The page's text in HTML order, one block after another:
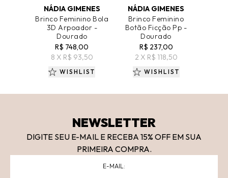
NÁDIA GIMENES
Brinco Feminino Bola
3D Arpoador -
Dourado
R$ 748,00
8 X R$ 93,50
WISHLIST
NÁDIA GIMENES
Brinco Feminino
Botão Ficção Pp -
Dourado
R$ 237,00
2 X R$ 118,50
WISHLIST
NEWSLETTER
DIGITE SEU E-MAIL E RECEBA 15% OFF EM SUA
PRIMEIRA COMPRA.